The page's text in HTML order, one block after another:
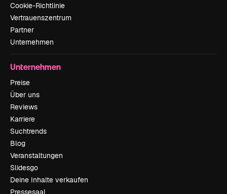
Cookie-Richtlinie
Vertrauenszentrum
Partner
Unternehmen
Unternehmen
Preise
Über uns
Reviews
Karriere
Suchtrends
Blog
Veranstaltungen
Slidesgo
Deine Inhalte verkaufen
Pressesaal